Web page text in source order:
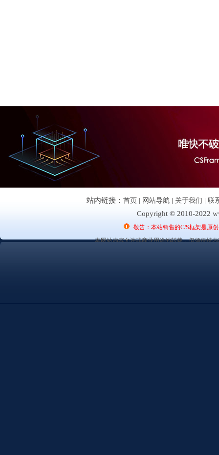
站内链接： 首页 | 网站导航 | 关于我们 | 联
Copyright © 2010-2022
敬告：本站销售的C/S框架是原
本网站内容允许非商业用途的转载，但须保持